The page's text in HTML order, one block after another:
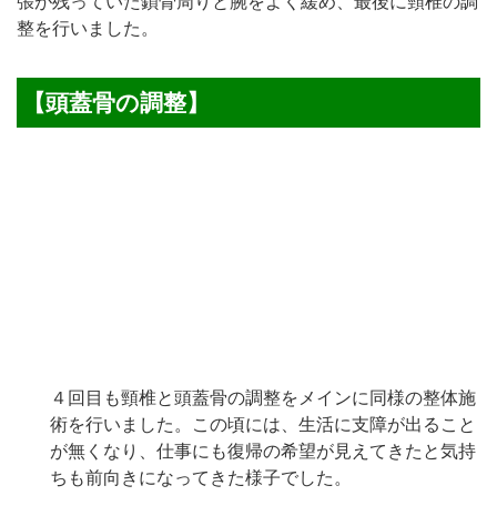
整を行いました。
【頭蓋骨の調整】
４回目も頸椎と頭蓋骨の調整をメインに同様の整体施
術を行いました。この頃には、生活に支障が出ること
が無くなり、仕事にも復帰の希望が見えてきたと気持
ちも前向きになってきた様子でした。